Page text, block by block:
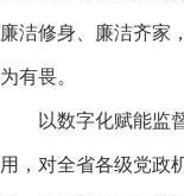
廉洁修身、廉洁齐家
为有畏。
以数字化赋能监督
用，对全省各级党政